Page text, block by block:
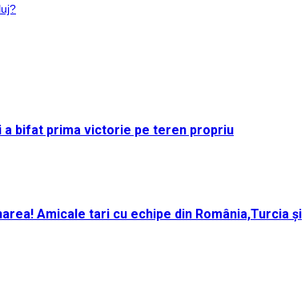
a bifat prima victorie pe teren propriu
Amicale tari cu echipe din România,Turcia și